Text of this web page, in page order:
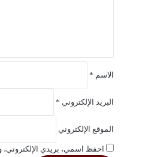
الاسم *
البريد الإلكتروني *
الموقع الإلكتروني
احفظ اسمي، بريدي الإلكتروني،